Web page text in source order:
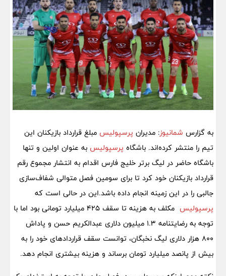
به گزارس شمانیوز: مدیران پرسپولیس مبلغ قرارداد بازیکنان این
تیم را منتشر کرده‌اند. باشگاه پرسپولیس به عنوان اولین و تنها
باشگاه حاضر در لیگ برتر خلیج فارس اقدام به انتشار مجموع رقم
قرارداد بازیکنان خود کرد تا برای سومین فصل متوالی شفاف‌سازی
جالبی را در این زمینه انجام داده باشد.این در حالی است که
پرسپولیس
مکلف به هزینه تا سقف ۴۲۵ میلیارد تومانی بود اما با
توجه به رضایتنامه ۱.۳ میلیون دلاری عبدالکریم حسن و پاداش
۸۰۰ هزار دلاری لیگ نخبگان، توانست سقف قراردادهای خود را به
بیش از پانصد میلیارد تومان برساند و هزینه بیشتری انجام دهد.